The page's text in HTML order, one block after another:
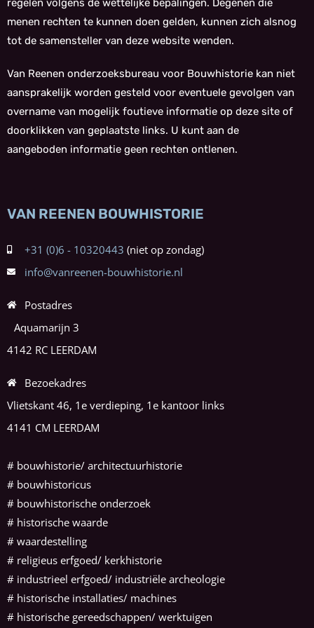
menen rechten te kunnen doen gelden, kunnen zich alsnog
tot de samensteller van deze website wenden.
Van Reenen onderzoeksbureau voor Bouwhistorie kan niet
aansprakelijk worden gesteld voor eventuele gevolgen van
overname van mogelijk foutieve informatie op deze site of
doorklikken van geplaatste links. U kunt aan de
aangeboden informatie geen rechten ontlenen.
VAN REENEN BOUWHISTORIE
+31 (0)6 - 10320443
info@vanreenen-bouwhistorie.nl
Postadres
Aquamarijn 3
4142 RC LEERDAM
Bezoekadres
Vlietskant 46, 1e verdieping, 1e kantoor links
4141 CM LEERDAM
# bouwhistorie/ architectuurhistorie
# bouwhistoricus
# bouwhistorische onderzoek
# historische waarde
# waardestelling
# religieus erfgoed/ kerkhistorie
# industrieel erfgoed/ industriële archeologie
# historische installaties/ machines
# historische gereedschappen/ werktuigen